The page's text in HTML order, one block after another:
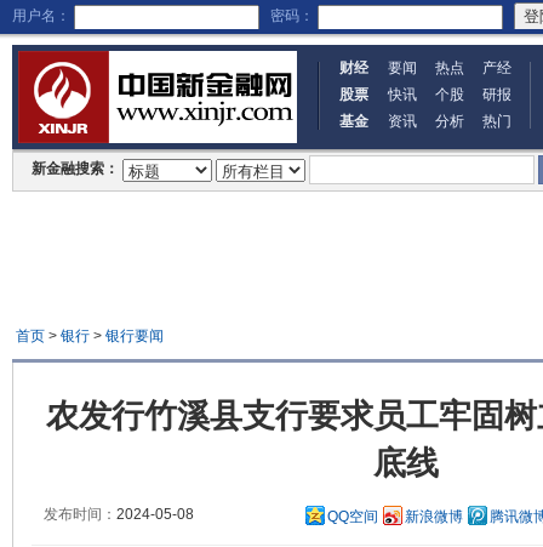
用户名： 密码：
财经 要闻 热点
产经
股票
快讯 个股
研报
基金
资讯 分析 热门
新金融搜索：
首页> 银行> 银行要闻
农发行竹溪县支行要求员工牢固
底线
发布时间： 2024-05-08 QQ空间 新浪微博 腾讯微